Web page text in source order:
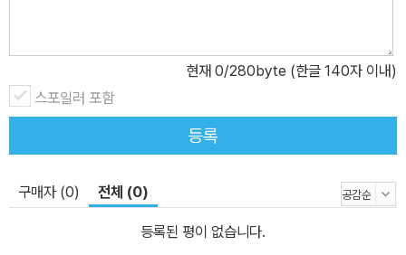
현재 0/280byte (한글 140자 이내)
스포일러 포함
등록
구매자 (0) 전체 (0)
등록된 평이 없습니다.